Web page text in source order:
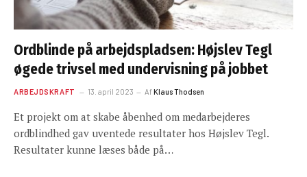
Ordblinde på arbejdspladsen: Højslev Tegl
øgede trivsel med undervisning på jobbet
ARBEJDSKRAFT 13. april 2023 AfKlaus Thodsen
Et projekt om at skabe åbenhed om medarbejderes
ordblindhed gav uventede resultater hos Højslev Tegl.
Resultater kunne læses både på…